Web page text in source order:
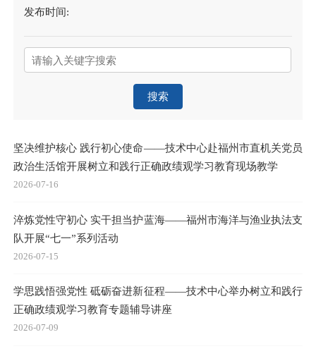
发布时间:
搜索
坚决维护核心 践行初心使命——技术中心赴福州市直机关党员
政治生活馆开展树立和践行正确政绩观学习教育现场教学
2026-07-16
淬炼党性守初心 实干担当护蓝海——福州市海洋与渔业执法支
队开展“七一”系列活动
2026-07-15
学思践悟强党性 砥砺奋进新征程——技术中心举办树立和践行
正确政绩观学习教育专题辅导讲座
2026-07-09